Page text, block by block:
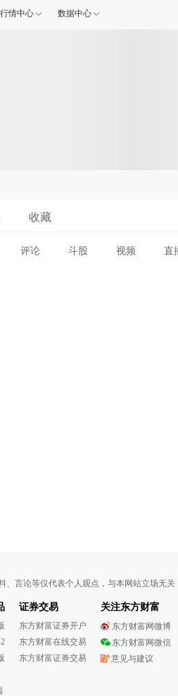
行情中心 数据中心
收藏
评论 斗股 视频 直
、言论等仅代表个人观点，与本网站立场无
证券交易
东方财富证券开户
东方财富在线交易
东方财富证券交易
关注东方财富
东方财富网微博
东方财富网微信
意见与建议